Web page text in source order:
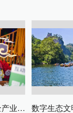
从票根经济到文旅全产业链升级